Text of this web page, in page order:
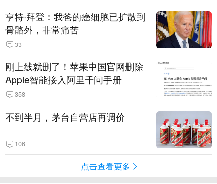
亨特·拜登：我爸的癌细胞已扩散到
骨骼外，非常痛苦
33
刚上线就删了！苹果中国官网删除
Apple智能接入阿里千问手册
358
不到半月，茅台自营店再调价
106
点击查看更多